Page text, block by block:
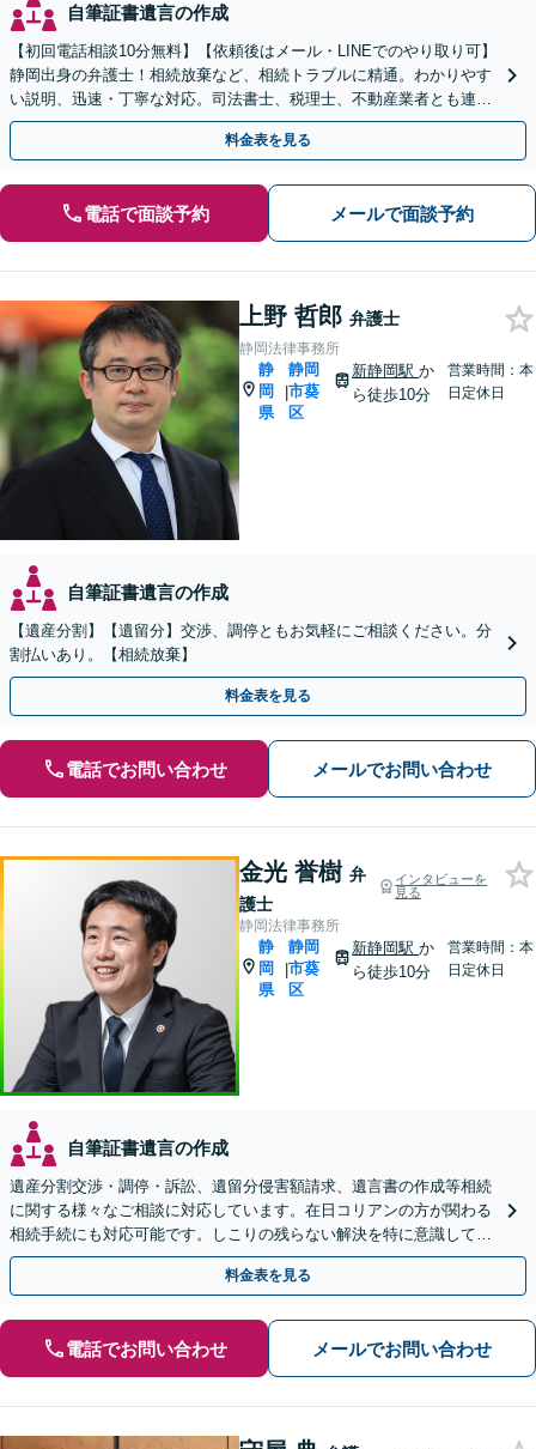
自筆証書遺言の作成
【初回電話相談10分無料】【依頼後はメール・LINEでのやり取り可】
静岡出身の弁護士！相続放棄など、相続トラブルに精通。わかりやす
い説明、迅速・丁寧な対応。司法書士、税理士、不動産業者とも連携
し、遺産相続をトータルサポート【完全個室相談】
料金表を見る
電話で面談予約 メールで面談予約
上野 哲郎 弁護士
静岡法律事務所
静
岡
県
|
静岡
市葵
区
新静岡駅か
ら徒歩10分
営業時間：本
日定休日
自筆証書遺言の作成
【遺産分割】【遺留分】交渉、調停ともお気軽にご相談ください。分
割払いあり。【相続放棄】
料金表を見る
電話でお問い合わせ メールでお問い合わせ
金光 誉樹 弁
護士
インタビューを
見る
静岡法律事務所
静
岡
県
|
静岡
市葵
区
新静岡駅か
ら徒歩10分
営業時間：本
日定休日
自筆証書遺言の作成
遺産分割交渉・調停・訴訟、遺留分侵害額請求、遺言書の作成等相続
に関する様々なご相談に対応しています。在日コリアンの方が関わる
相続手続にも対応可能です。しこりの残らない解決を特に意識してい
ます。【新静岡駅10分】
料金表を見る
電話でお問い合わせ メールでお問い合わせ